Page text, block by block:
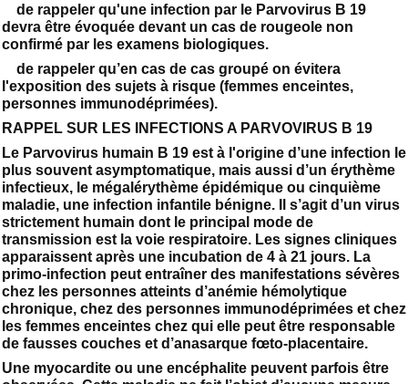
de rappeler qu'une infection par le Parvovirus B 19
devra être évoquée devant un cas de rougeole non
confirmé par les examens biologiques.
de rappeler qu’en cas de cas groupé on évitera
l'exposition des sujets à risque (femmes enceintes,
personnes immunodéprimées).
RAPPEL SUR LES INFECTIONS A PARVOVIRUS B 19
Le Parvovirus humain B 19 est à l'origine d’une infection le
plus souvent asymptomatique, mais aussi d’un érythème
infectieux, le mégalérythème épidémique ou cinquième
maladie, une infection infantile bénigne. Il s’agit d’un virus
strictement humain dont le principal mode de
transmission est la voie respiratoire. Les signes cliniques
apparaissent après une incubation de 4 à 21 jours. La
primo-infection peut entraîner des manifestations sévères
chez les personnes atteints d’anémie hémolytique
chronique, chez des personnes immunodéprimées et chez
les femmes enceintes chez qui elle peut être responsable
de fausses couches et d’anasarque fœto-placentaire.
Une myocardite ou une encéphalite peuvent parfois être